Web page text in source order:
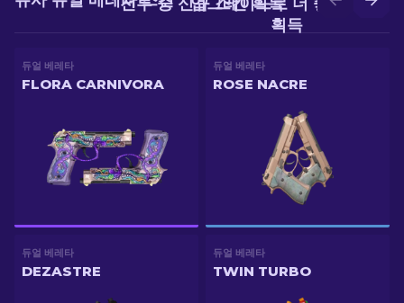
획득
듀얼 베레타
FLORA CARNIVORA
듀얼 베레타
ROSE NACRE
듀얼 베레타
DEZASTRE
듀얼 베레타
TWIN TURBO